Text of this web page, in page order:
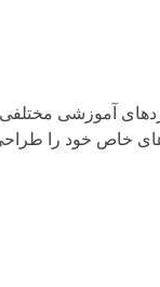
آموزشی مختلفی
خاص خود را طراحی